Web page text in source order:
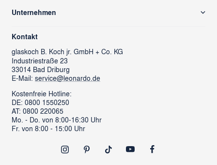
Unternehmen
Über uns
glass cube
LEONARDO News
Karriere
Verantwortung
ProSales Gastronomie
LIVING Möbel
Newsletter
Rücksendung/ Retoure
Kontaktformular
Ansprechpartner & Presse
LEONARDO Firmengeschenke
FAQs
Händlersuche
Retoure anmelden
Vertrag widerrufen
Kontakt
glaskoch B. Koch jr. GmbH + Co. KG
Industriestraße 23
33014 Bad Driburg
E-Mail: service@leonardo.de
Kostenfreie Hotline:
DE: 0800 1550250
AT: 0800 220065
Mo. - Do. von 8:00-16:30 Uhr
Fr. von 8:00 - 15:00 Uhr